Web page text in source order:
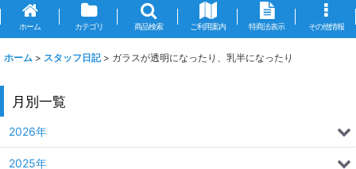
ホーム カテゴリ 商品検索 ご利用案内 特商法表示 その他情報
ホーム > スタッフ日記 > ガラスが透明になったり、乳半になったり
月別一覧
2026年
2025年